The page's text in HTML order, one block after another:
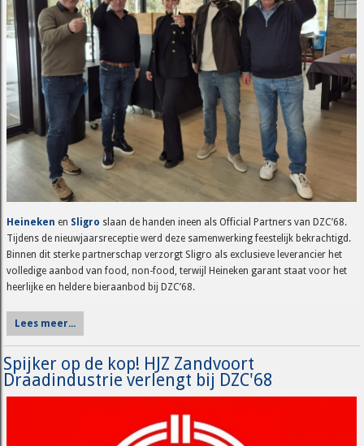
Heineken en Sligro slaan de handen ineen als Official Partners van DZC’68.
Tijdens de nieuwjaarsreceptie werd deze samenwerking feestelijk bekrachtigd.
Binnen dit sterke partnerschap verzorgt Sligro als exclusieve leverancier het
volledige aanbod van food, non-food, terwijl Heineken garant staat voor het
heerlijke en heldere bieraanbod bij DZC’68.
Lees meer...
Spijker op de kop! HJZ Zandvoort
Draadindustrie verlengt bij DZC'68